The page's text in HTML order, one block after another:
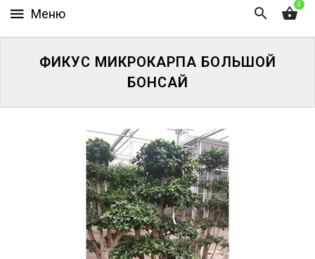
0
НОВОСТИ,
АКЦИИ
ОТЗЫВЫФИКУС МИКРОКАРПА БОЛЬШОЙ
БОНСАЙ